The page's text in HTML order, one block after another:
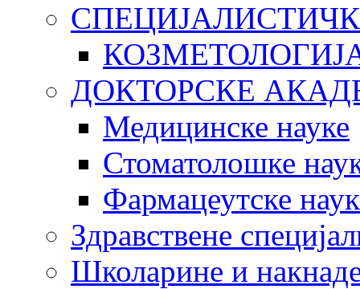
ДОКТОРСКЕ
Медицинске науке
Стоматолошке
Фармацеутске
Здравствене
Школарине и